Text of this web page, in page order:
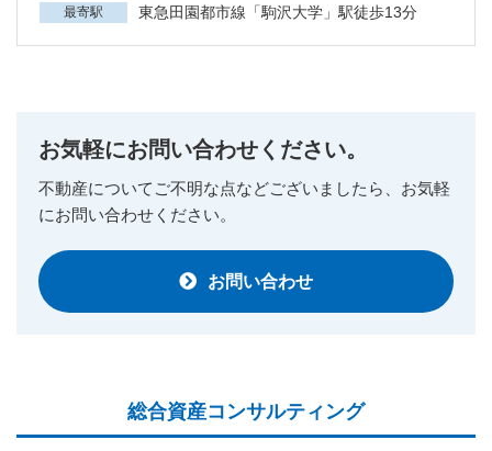
最寄駅 東急田園都市線「駒沢大学」駅徒歩13分
お気軽にお問い合わせください。
不動産についてご不明な点などございましたら、 お気軽
にお問い合わせください。
お問い合わせ
総合資産コンサルティング